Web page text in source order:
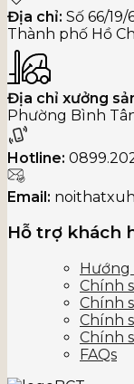
Địa chỉ: Số 66/
Thành phố Hồ
Địa chỉ xưởng
Phường Bình
Hotline:
Email:
Hỗ trợ khách
Chính
Chính
Chính
Chính
FAQs